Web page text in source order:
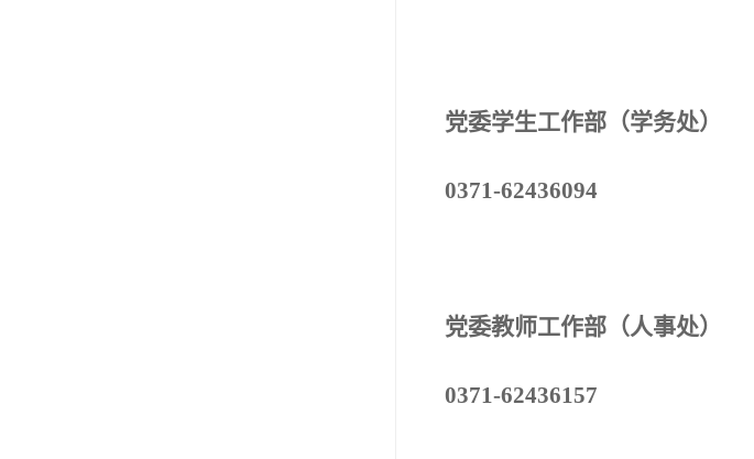
党委学生工作部（学务处）
0371-62436094
党委教师工作部（人事处）
0371-62436157